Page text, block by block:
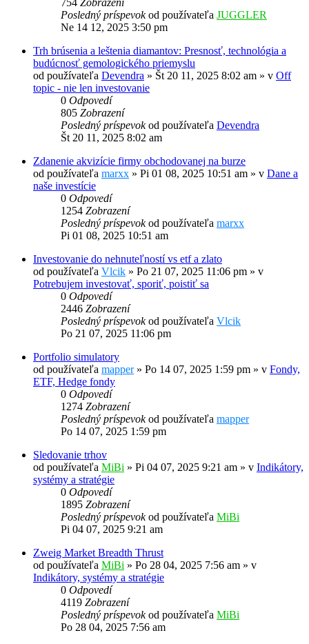
754 Zobrazení
Posledný príspevokod používateľa JUGGLER
Ne 14 12, 2025 3:50 pm
Trh brúsenia a leštenia diamantov: Presnosť, technológia a
budúcnosť gemologického priemyslu
od používateľa Devendra » Št 20 11, 2025 8:02 am » v Off
topic - nie len investovanie
0 Odpovedí
805 Zobrazení
Posledný príspevokod používateľa Devendra
Št 20 11, 2025 8:02 am
Zdanenie akvizície firmy obchodovanej na burze
od používateľa marxx » Pi 01 08, 2025 10:51 am » v Dane a
naše investície
0 Odpovedí
1254 Zobrazení
Posledný príspevokod používateľa marxx
Pi 01 08, 2025 10:51 am
Investovanie do nehnuteľností vs etf a zlato
od používateľa Vlcik » Po 21 07, 2025 11:06 pm » v
Potrebujem investovať, sporiť, poistiť sa
0 Odpovedí
2446 Zobrazení
Posledný príspevokod používateľa Vlcik
Po 21 07, 2025 11:06 pm
Portfolio simulatory
od používateľa mapper» Po 14 07, 2025 1:59 pm » v Fondy,
ETF, Hedge fondy
0 Odpovedí
1274 Zobrazení
Posledný príspevokod používateľa mapper
Po 14 07, 2025 1:59 pm
Sledovanie trhov
od používateľa MiBi » Pi 04 07, 2025 9:21 am » v Indikátory,
systémy a stratégie
0 Odpovedí
1895 Zobrazení
Posledný príspevokod používateľa MiBi
Pi 04 07, 2025 9:21 am
Zweig Market Breadth Thrust
od používateľa MiBi » Po 28 04, 2025 7:56 am » v
Indikátory, systémy a stratégie
0 Odpovedí
4119 Zobrazení
Posledný príspevokod používateľa MiBi
Po 28 04, 2025 7:56 am